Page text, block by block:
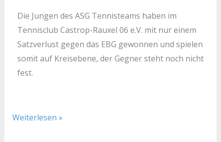
Die Jungen des ASG Tennisteams haben im
Tennisclub Castrop-Rauxel 06 e.V. mit nur einem
Satzverlust gegen das EBG gewonnen und spielen
somit auf Kreisebene, der Gegner steht noch nicht
fest.
spielt
Weiterlesen »